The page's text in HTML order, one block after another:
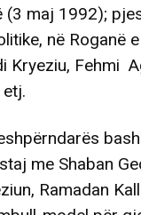
(3 maj 1992);
në Roganë
Kryeziu, Fehmi
me Shaban
Ramadan